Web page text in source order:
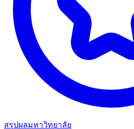
สรุปผลมหาวิทยาลัย